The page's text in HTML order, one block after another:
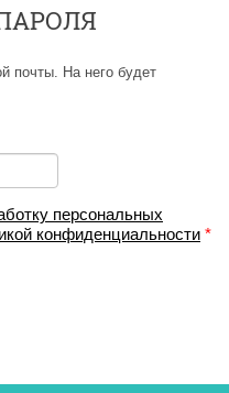
почты. На него будет
персональных
конфиденциальности *